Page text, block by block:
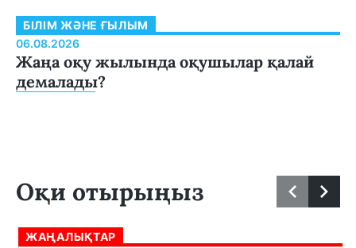
БІЛІМ ЖӘНЕ ҒЫЛЫМ
06.08.2026
Жаңа оқу жылында оқушылар қалай
демалады?
Оқи отырыңыз
ЖАҢАЛЫҚТАР